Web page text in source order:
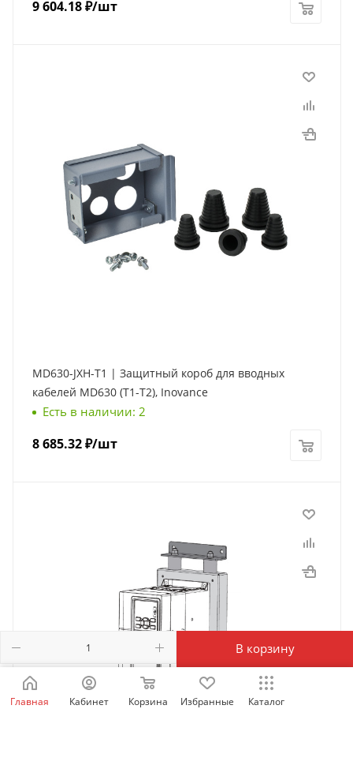
В корзину
9 604.18₽/шт
MD630-JXH-T1 | Защитный короб для вводных
кабелей MD630 (Т1-Т2), Inovance
Есть в наличии: 2
8 685.32₽/шт
Главная Кабинет Корзина Избранные Каталог